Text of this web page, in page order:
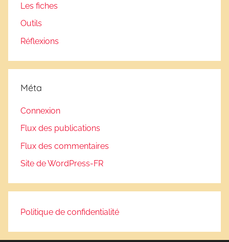
Les fiches
Outils
Réflexions
Méta
Connexion
Flux des publications
Flux des commentaires
Site de WordPress-FR
Politique de confidentialité